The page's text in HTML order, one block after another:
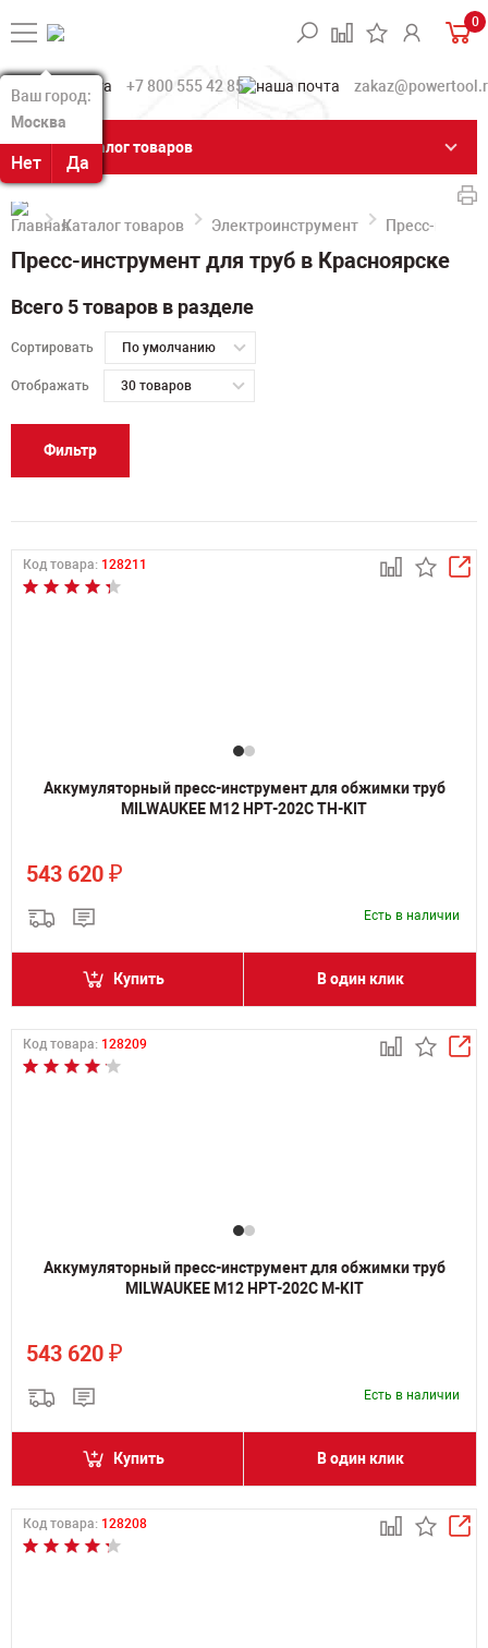
Ваш город:
Москва
Нет Да
Ваш город:
Москва
Нет Да
0
+7 800 555 42 85
Каталог товаров
Каталог товаров Электроинструмент Пресс-
Пресс-инструмент для труб в Красноярске
Всего 5 товаров в разделе
Сортировать По умолчанию
Отображать 30 товаров
Фильтр
Код товара: 128211
Аккумуляторный пресс-инструмент для обжимки труб
MILWAUKEE M12 HPT-202C TH-KIT
543 620 ₽
Есть в наличии
Купить В один клик
Код товара: 128209
Аккумуляторный пресс-инструмент для обжимки труб
MILWAUKEE M12 HPT-202C M-KIT
543 620 ₽
Есть в наличии
Купить В один клик
Код товара: 128208